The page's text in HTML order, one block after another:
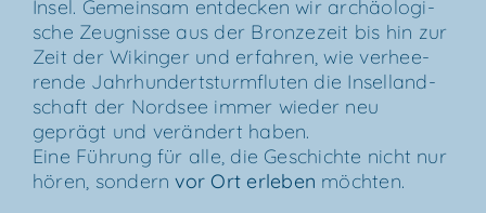
Insel. Gemein­sam ent­de­cken wir archäo­lo­gi­
sche Zeug­nis­se aus der Bron­ze­zeit bis hin zur
Zeit der Wikin­ger und erfah­ren, wie ver­hee­
ren­de Jahr­hun­dert­s­turm­flu­ten die Insel­land­
schaft der Nord­see immer wie­der neu
geprägt und ver­än­dert haben.
Eine Füh­rung für alle, die Geschich­te nicht nur
hören, son­dern vor Ort erle­ben möch­ten.